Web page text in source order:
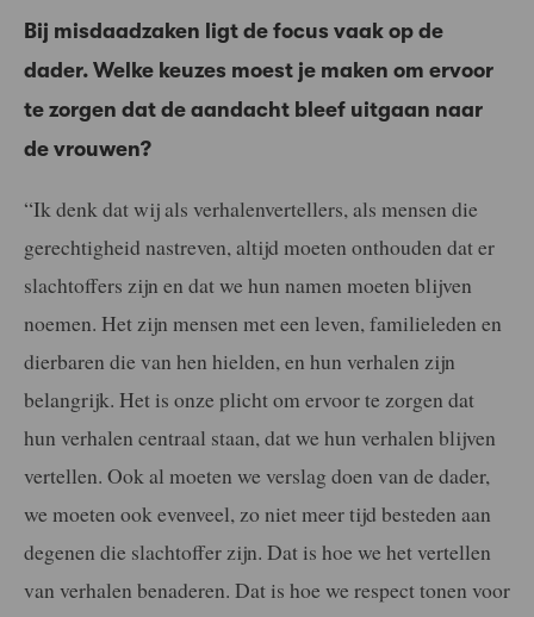
Bij misdaadzaken ligt de focus vaak op de
dader. Welke keuzes moest je maken om ervoor
te zorgen dat de aandacht bleef uitgaan naar
de vrouwen?
“Ik denk dat wij als verhalenvertellers, als mensen die
gerechtigheid nastreven, altijd moeten onthouden dat er
slachtoffers zijn en dat we hun namen moeten blijven
noemen. Het zijn mensen met een leven, familieleden en
dierbaren die van hen hielden, en hun verhalen zijn
belangrijk. Het is onze plicht om ervoor te zorgen dat
hun verhalen centraal staan, dat we hun verhalen blijven
vertellen. Ook al moeten we verslag doen van de dader,
we moeten ook evenveel, zo niet meer tijd besteden aan
degenen die slachtoffer zijn. Dat is hoe we het vertellen
van verhalen benaderen. Dat is hoe we respect tonen voor